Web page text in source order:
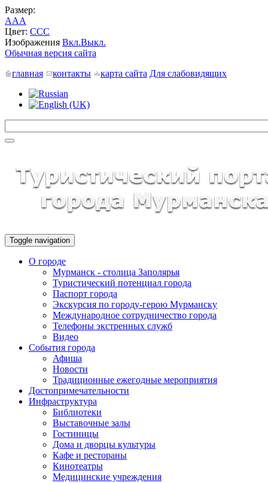
Размер:
AAA
Цвет: CCC
Изображения Вкл.Выкл.
Обычная версия сайта
главная
контакты карта сайта Для слабовидящих
Toggle navigation
О городе
Мурманск - столица Заполярья
Туристический потенциал города
Паспорт города
Экскурсия по городу-герою Мурманску
Международное сотрудничество города
Телефоны экстренных служб
Видео
События города
Афиша
Новости
Традиционные ежегодные мероприятия
Достопримечательности
Инфраструктура
Библиотеки
Выставочные залы
Гостиницы
Дома и дворцы культуры
Кафе и рестораны
Кинотеатры
Медицинские учреждения